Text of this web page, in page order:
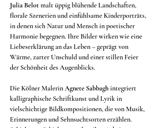
Julia Belot malt üppig blühende Landschaften,
florale Szenerien und einfühlsame Kinderporträts,
in denen sich Natur und Mensch in poetischer
Harmonie begegnen. Ihre Bilder wirken wie eine
Liebeserklärung an das Leben – geprägt von
Wärme, zarter Unschuld und einer stillen Feier
der Schönheit des Augenblicks.
Die Kölner Malerin Agnete Sabbagh integriert
kalligraphische Schriftkunst und Lyrik in
vielschichtige Bildkompositionen, die von Musik,
Erinnerungen und Sehnsuchtsorten erzählen.